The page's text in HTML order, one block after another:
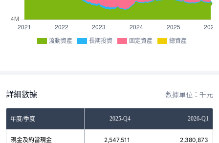
流動資產 長期投資 固定資產 總資產
詳細數據 數據單位：千元
年度/季度2025-Q3 2025-Q4 2026-Q1
現金及約當現金
2,057,553 2,547,511 2,380,873